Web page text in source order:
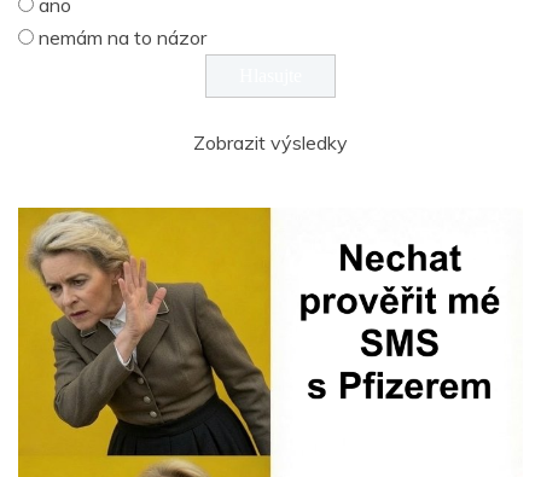
nemám na to názor
Zobrazit výsledky